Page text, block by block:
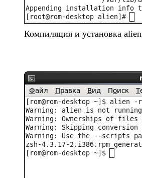
Компиляция и установка alien